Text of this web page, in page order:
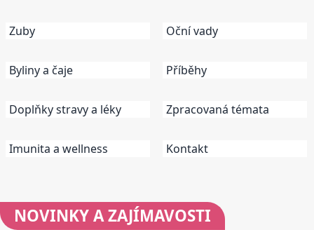
Zuby
Byliny a čaje
Doplňky stravy a léky
Imunita a wellness
Oční vady
Příběhy
Zpracovaná témata
Kontakt
NOVINKYA ZAJÍMAVOSTI